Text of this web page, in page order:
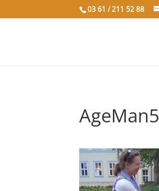
03 61 / 211 52 88
AgeMan5